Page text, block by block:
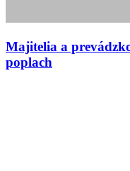
Majitelia a
poplach